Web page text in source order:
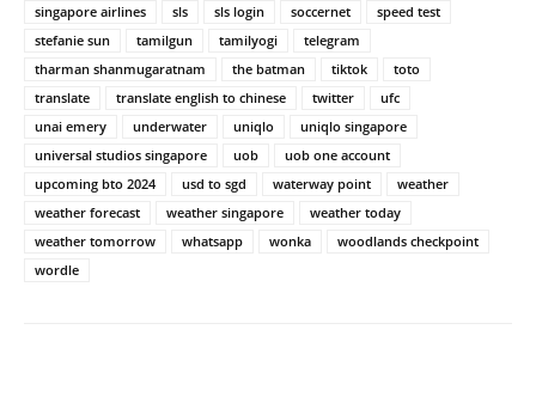
singapore airlines sls sls login soccernet
speed test
stefanie sun
tamilgun tamilyogi
telegram
tharman shanmugaratnam
the batman tiktok
toto
translate
translate english to chinese twitter
ufc
unai emery
underwater uniqlo
uniqlo singapore
universal studios singapore
uob
uob one account
upcoming bto 2024
usd to sgd waterway point
weather
weather forecast
weather singapore
weather today
weather tomorrow
whatsapp wonka
woodlands checkpoint
wordle